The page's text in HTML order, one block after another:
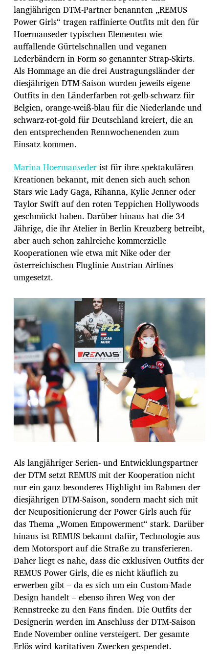
langjährigen DTM-Partner benannten „REMUS
Power Girls“ tragen raffinierte Outfits mit den für
Hoermanseder-typischen Elementen wie
auffallende Gürtelschnallen und veganen
Lederbändern in Form so genannter Strap-Skirts.
Als Hommage an die drei Austragungsländer der
diesjährigen DTM-Saison wurden jeweils eigene
Outfits in den Länderfarben rot-gelb-schwarz für
Belgien, orange-weiß-blau für die Niederlande und
schwarz-rot-gold für Deutschland kreiert, die an
den entsprechenden Rennwochenenden zum
Einsatz kommen.
Marina Hoermansederist für ihre spektakulären
Kreationen bekannt, mit denen sich auch schon
Stars wie Lady Gaga, Rihanna, Kylie Jenner oder
Taylor Swift auf den roten Teppichen Hollywoods
geschmückt haben. Darüber hinaus hat die 34-
Jährige, die ihr Atelier in Berlin Kreuzberg betreibt,
aber auch schon zahlreiche kommerzielle
Kooperationen wie etwa mit Nike oder der
österreichischen Fluglinie Austrian Airlines
umgesetzt.
Als langjähriger Serien- und Entwicklungspartner
der DTM setzt REMUS mit der Kooperation nicht
nur ein ganz besonderes Highlight im Rahmen der
diesjährigen DTM-Saison, sondern macht sich mit
der Neupositionierung der Power Girls auch für
das Thema „Women Empowerment“ stark. Darüber
hinaus ist REMUS bekannt dafür, Technologie aus
dem Motorsport auf die Straße zu transferieren.
Daher liegt es nahe, dass die exklusiven Outfits der
REMUS Power Girls, die es nicht käuflich zu
erwerben gibt – da es sich um ein Custom-Made
Design handelt – ebenso ihren Weg von der
Rennstrecke zu den Fans finden. Die Outfits der
Designerin werden im Anschluss der DTM-Saison
Ende November online versteigert. Der gesamte
Erlös wird karitativen Zwecken gespendet.